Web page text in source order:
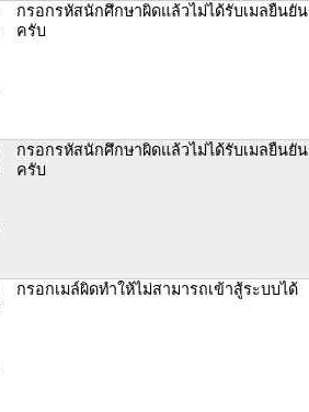
กรอกรหัสนักศึกษาผิดแล้วไม่ได้รับเมลยืนยัน
ครับ
กรอกรหัสนักศึกษาผิดแล้วไม่ได้รับเมลยืนยัน
ครับ
กรอกเมล์ผิดทำให้ไม่สามารถเข้าสู้ระบบได้